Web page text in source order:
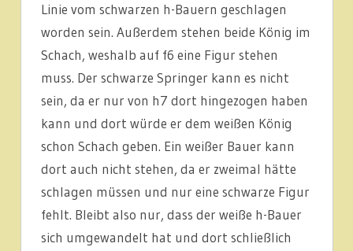
Linie vom schwarzen h-Bauern geschlagen
worden sein. Außerdem stehen beide König im
Schach, weshalb auf f6 eine Figur stehen
muss. Der schwarze Springer kann es nicht
sein, da er nur von h7 dort hingezogen haben
kann und dort würde er dem weißen König
schon Schach geben. Ein weißer Bauer kann
dort auch nicht stehen, da er zweimal hätte
schlagen müssen und nur eine schwarze Figur
fehlt. Bleibt also nur, dass der weiße h-Bauer
sich umgewandelt hat und dort schließlich